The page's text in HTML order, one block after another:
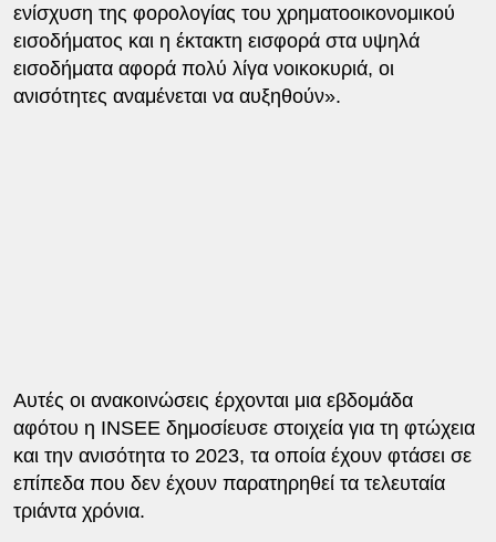
ενίσχυση της φορολογίας του χρηματοοικονομικού
εισοδήματος και η έκτακτη εισφορά στα υψηλά
εισοδήματα αφορά πολύ λίγα νοικοκυριά, οι
ανισότητες αναμένεται να αυξηθούν».
Αυτές οι ανακοινώσεις έρχονται μια εβδομάδα
αφότου η INSEE δημοσίευσε στοιχεία για τη φτώχεια
και την ανισότητα το 2023, τα οποία έχουν φτάσει σε
επίπεδα που δεν έχουν παρατηρηθεί τα τελευταία
τριάντα χρόνια.